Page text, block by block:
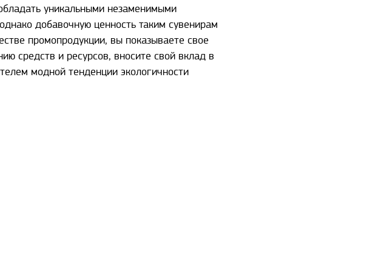
уникальными незаменимыми
добавочную ценность таким сувенирам
промопродукции, вы показываете свое
средств и ресурсов, вносите свой вклад в
модной тенденции экологичности